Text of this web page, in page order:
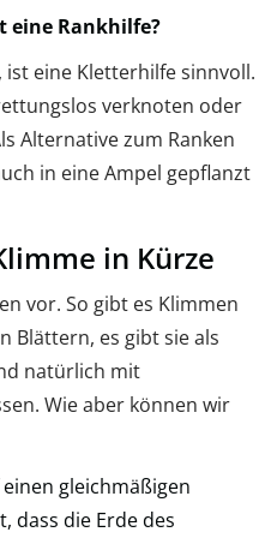
eine Rankhilfe?
ist eine Kletterhilfe sinnvoll.
verknoten oder
Alternative zum Ranken
in eine Ampel gepflanzt
in Kürze
vor. So gibt es Klimmen
Blättern, es gibt sie als
natürlich mit
Wie aber können wir
gleichmäßigen
dass die Erde des